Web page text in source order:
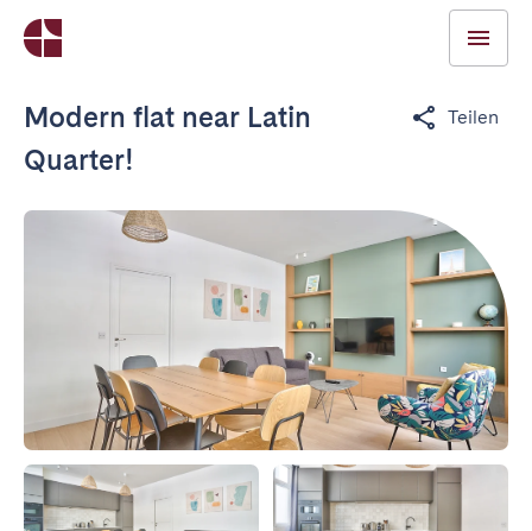
Modern flat near Latin
Quarter!
Teilen